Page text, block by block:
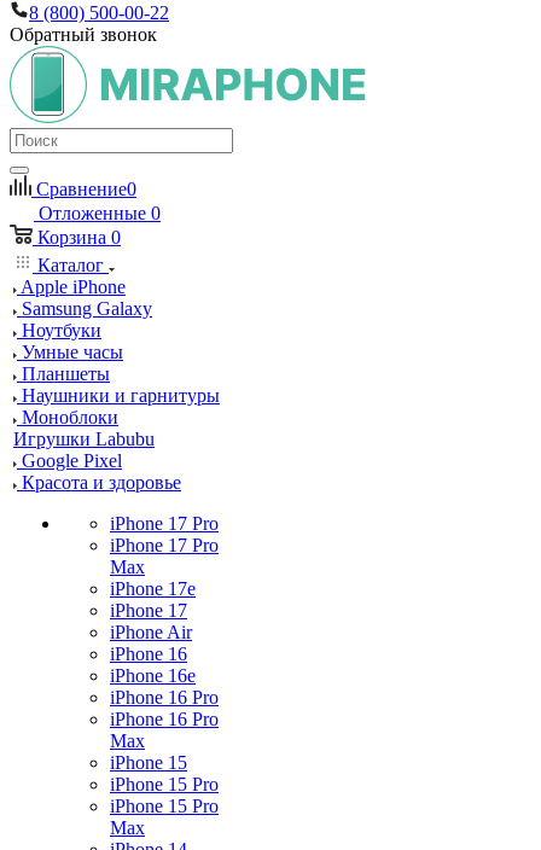
8 (800) 500-00-22
Обратный звонок
Сравнение0
Отложенные 0
Корзина 0
Каталог
Apple iPhone
Samsung Galaxy
Ноутбуки
Умные часы
Планшеты
Наушники и гарнитуры
Моноблоки
Игрушки Labubu
Google Pixel
Красота и здоровье
iPhone 17 Pro
iPhone 17 Pro
Max
iPhone 17e
iPhone 17
iPhone Air
iPhone 16
iPhone 16e
iPhone 16 Pro
iPhone 16 Pro
Max
iPhone 15
iPhone 15 Pro
iPhone 15 Pro
Max